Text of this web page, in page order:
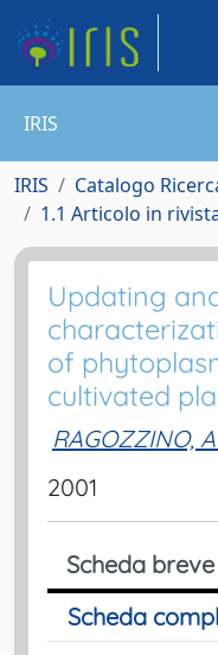
IRIS
IRIS Catalogo
1.1 Articolo in
Updating
of
cultivated
RAGOZZINO,
2001
Scheda breve
Scheda